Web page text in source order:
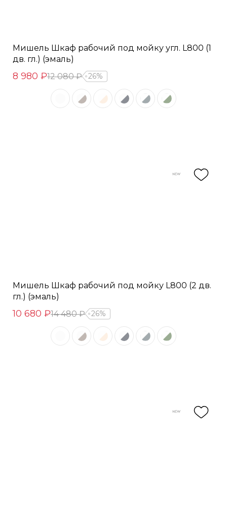
Мишель Шкаф рабочий под мойку угл. L800 (1
дв. гл.) (эмаль)
8 980 ₽12 080 ₽ 26%
Мишель Шкаф рабочий под мойку L800 (2 дв.
гл.) (эмаль)
10 680 ₽14 480 ₽ 26%